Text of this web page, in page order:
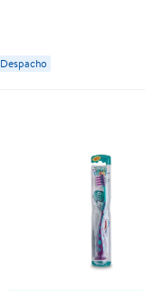
Despacho